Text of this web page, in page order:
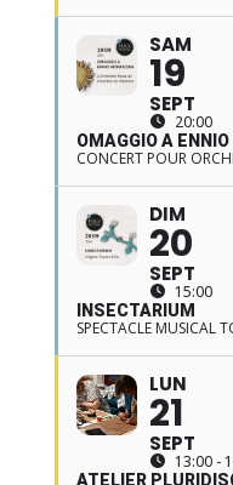
SAM
19
SEPT
20:00
OMAGGIO A
CONCERT POUR
DIM
20
SEPT
15:00
INSECTARIUM
SPECTACLE MUSICAL
LUN
21
SEPT
13:00 -
ATELIER